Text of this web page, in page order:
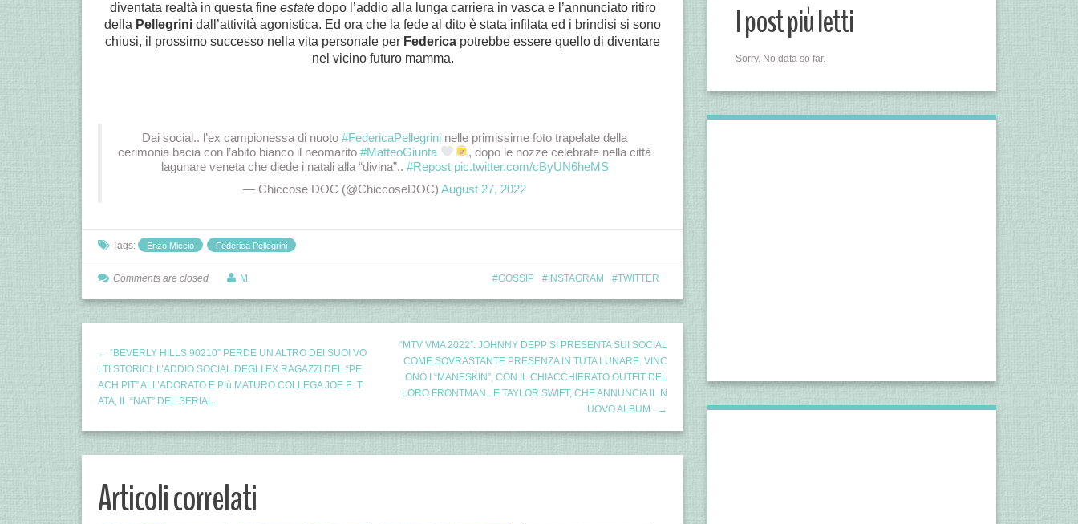
diventata realtà in questa fine estate dopo l’addio alla lunga carriera in vasca e l’annunciato ritiro
della Pellegrini dall’attività agonistica. Ed ora che la fede al dito è stata infilata ed i brindisi si sono
chiusi, il prossimo successo nella vita personale per Federica potrebbe essere quello di diventare
nel vicino futuro mamma.
Dai social.. l’ex campionessa di nuoto #FedericaPellegrini nelle primissime foto trapelate della
cerimonia bacia con l’abito bianco il neomarito#MatteoGiunta
, dopo le nozze celebrate nella città
lagunare veneta che diede i natali alla “divina”.. #Repost pic.twitter.com/cByUN6heMS
— Chiccose DOC (@ChiccoseDOC) August 27, 2022
Tags: Enzo Miccio Federica Pellegrini
GOSSIP INSTAGRAM TWITTER
Comments are closed M.
← “BEVERLY HILLS 90210” PERDE UN ALTRO DEI SUOI VO
LTI STORICI: L’ADDIO SOCIAL DEGLI EX RAGAZZI DEL “PE
ACH PIT” ALL’ADORATO E PIù MATURO COLLEGA JOE E. T
ATA, IL “NAT” DEL SERIAL..
“MTV VMA 2022”: JOHNNY DEPP SI PRESENTA SUI SOCIAL
COME SOVRASTANTE PRESENZA IN TUTA LUNARE. VINC
ONO I “MANESKIN”, CON IL CHIACCHIERATO OUTFIT DEL
LORO FRONTMAN.. E TAYLOR SWIFT, CHE ANNUNCIA IL N
UOVO ALBUM.. →
Articoli correlati
I post più letti
Sorry. No data so far.